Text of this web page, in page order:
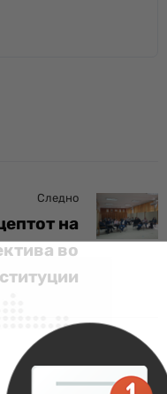
Следно
на
во